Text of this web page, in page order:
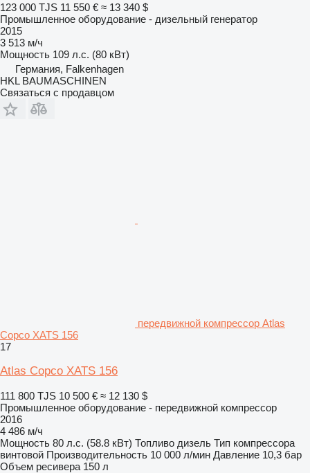
123 000 TJS 11 550 € ≈ 13 340 $
Промышленное оборудование - дизельный генератор
2015
3 513 м/ч
Мощность 109 л.с. (80 кВт)
Германия, Falkenhagen
HKL BAUMASCHINEN
Связаться с продавцом
передвижной компрессор Atlas
Copco XATS 156
17
Atlas Copco XATS 156
111 800 TJS 10 500 € ≈ 12 130 $
Промышленное оборудование - передвижной компрессор
2016
4 486 м/ч
Мощность 80 л.с. (58.8 кВт) Топливо дизель Тип компрессора
винтовой Производительность 10 000 л/мин Давление 10,3 бар
Объем ресивера 150 л